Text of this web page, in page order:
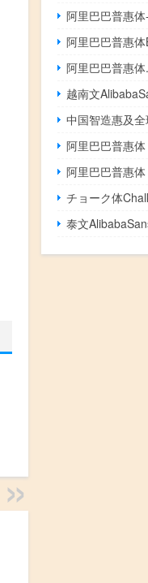
阿里巴巴普惠
阿里巴巴普惠
阿里巴巴普惠
越南文
阿里巴巴普惠
阿里巴巴普惠
チョーク体
泰文